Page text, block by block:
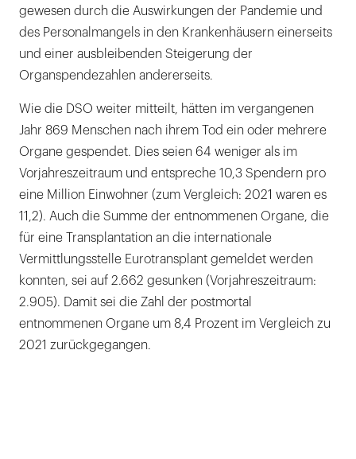
gewesen durch die Auswirkungen der Pandemie und
des Personalmangels in den Krankenhäusern einerseits
und einer ausbleibenden Steigerung der
Organspendezahlen andererseits.
Wie die DSO weiter mitteilt, hätten im vergangenen
Jahr 869 Menschen nach ihrem Tod ein oder mehrere
Organe gespendet. Dies seien 64 weniger als im
Vorjahreszeitraum und entspreche 10,3 Spendern pro
eine Million Einwohner (zum Vergleich: 2021 waren es
11,2). Auch die Summe der entnommenen Organe, die
für eine Transplantation an die internationale
Vermittlungsstelle Eurotransplant gemeldet werden
konnten, sei auf 2.662 gesunken (Vorjahreszeitraum:
2.905). Damit sei die Zahl der postmortal
entnommenen Organe um 8,4 Prozent im Vergleich zu
2021 zurückgegangen.